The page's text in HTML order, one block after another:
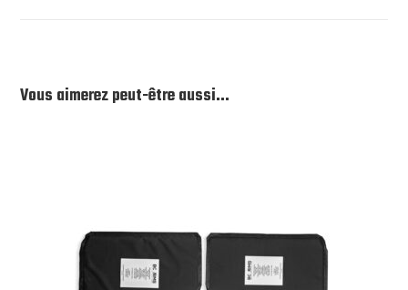
Vous aimerez peut-être aussi…